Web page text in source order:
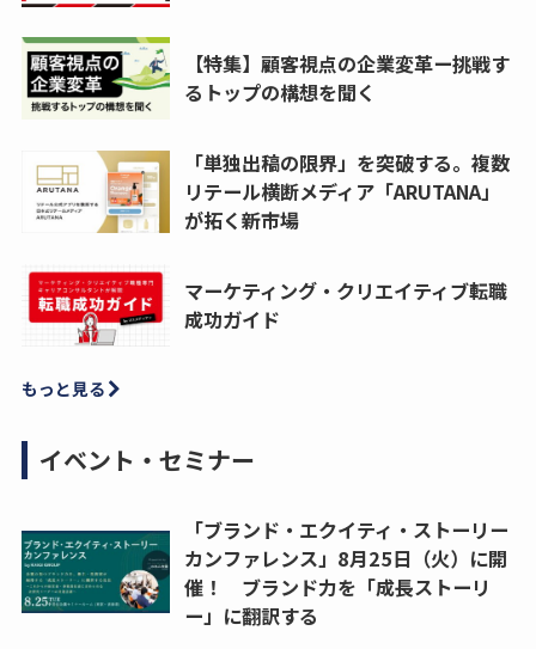
【特集】顧客視点の企業変革ー挑戦す
るトップの構想を聞く
「単独出稿の限界」を突破する。複数
リテール横断メディア「ARUTANA」
が拓く新市場
マーケティング・クリエイティブ転職
成功ガイド
もっと見る
イベント・セミナー
「ブランド・エクイティ・ストーリー
カンファレンス」8月25日（火）に開
催！ ブランド力を「成長ストーリ
ー」に翻訳する